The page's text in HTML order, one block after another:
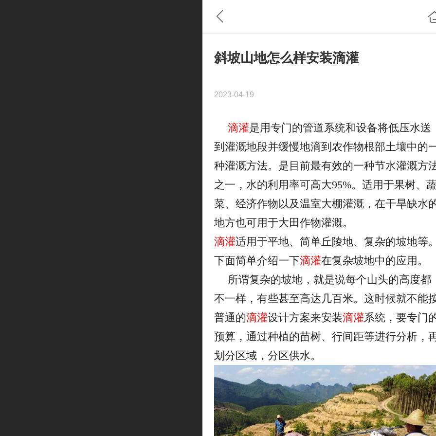
斜坡山地怎么样安装滴灌
2023-04-19
滴灌是用专门的管道系统和设备将低压水送
到灌溉地段并缓慢地滴到农作物根部土壤中的
种灌溉方法。是目前最有效的一种节水灌溉方
之一，水的利用率可高大95%。适用于果树、蔬
菜、经济作物以及温室大棚灌溉，在干旱缺水
地方也可用于大田作物灌溉。
滴灌适用于平地、简单丘陵地、复杂的坡地等。
下面简单介绍一下滴灌在复杂坡地中的应用。
所谓复杂的坡地，就是说每个山头的高度都
不一样，有些甚至高达几百米。这时候就不能
普通的滴灌设计方案来安装滴灌系统，要专门
预算，通过种植的苗树、行间距等进行分析，
划分区域，分区供水。